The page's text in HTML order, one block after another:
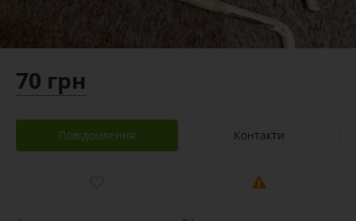
70 грн
Повідомлення Контакти